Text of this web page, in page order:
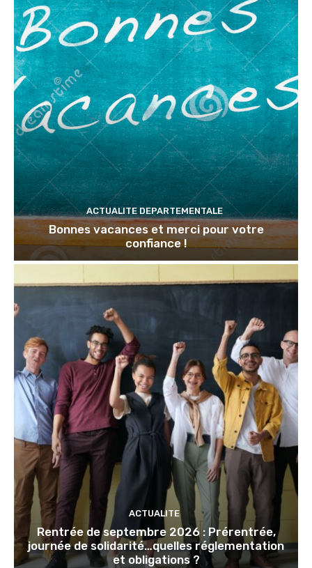
ACTUALITE DEPARTEMENTALE
Bonnes vacances et merci pour votre
confiance !
ACTUALITE
Rentrée de septembre 2026 : Prérentrée,
journée de solidarité…quelles réglementation
et obligations ?